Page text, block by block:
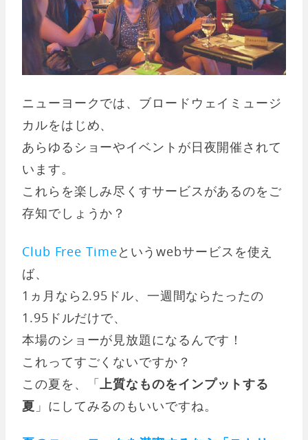
ニューヨークでは、ブロードウェイミュージ
カルをはじめ、
あらゆるショーやイベントが日夜開催されて
います。
これらを楽しみ尽くすサービスがあるのをご
存知でしょうか？
Club Free Timeというwebサービスを使え
ば、
1ヵ月なら2.95ドル、一週間ならたったの
1.95ドルだけで、
本場のショーが見放題になるんです！
これってすごくないですか？
この夏を、「上質なものをインプットする
夏 」にしてみるのもいいですね。